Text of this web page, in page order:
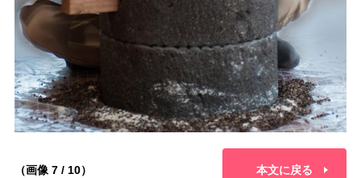
（画像 7 / 10） 本文に戻る